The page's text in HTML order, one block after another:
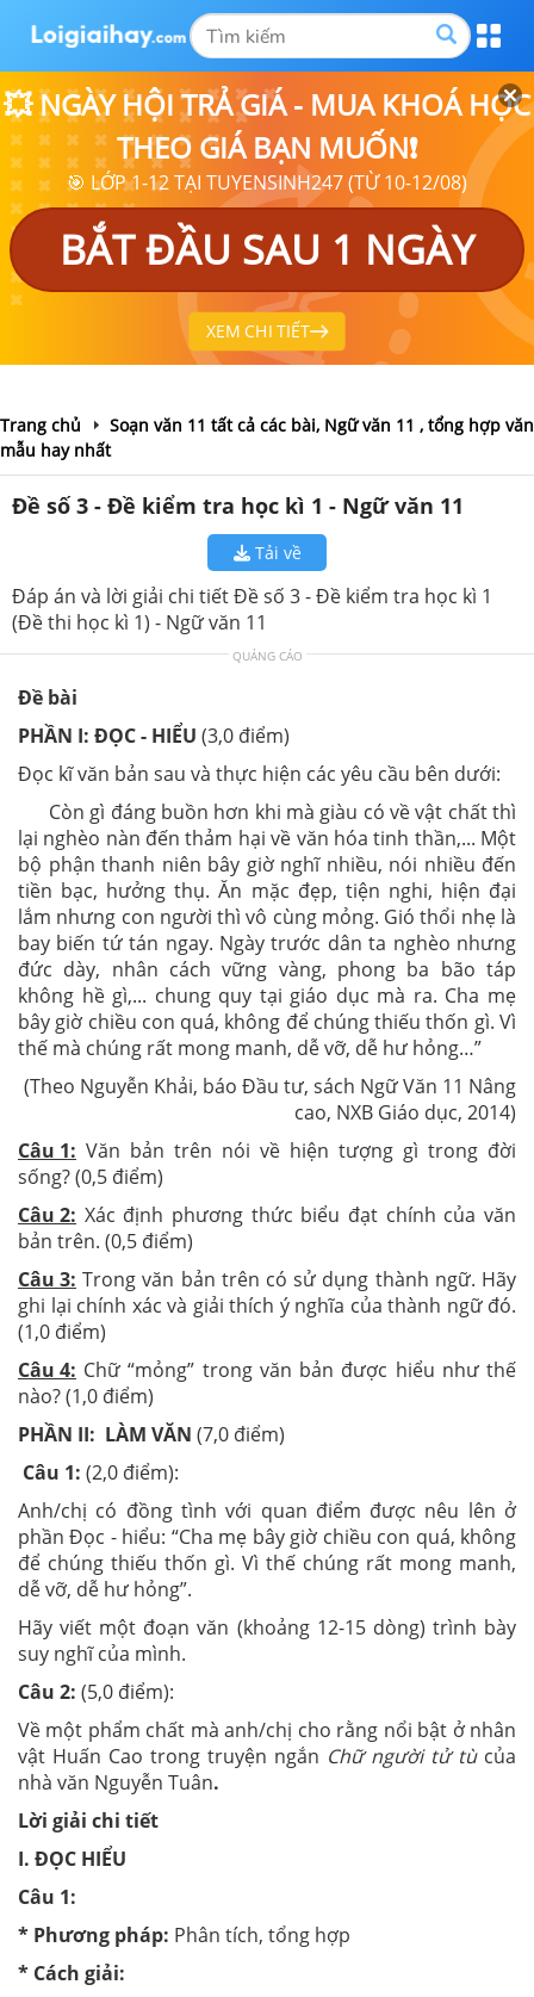
💥 NGÀY HỘI TRẢ GIÁ - MUA KHOÁ HỌC
THEO GIÁ BẠN MUỐN❗
🎯 LỚP 1-12 TẠI TUYENSINH247 (TỪ 10-12/08)
BẮT ĐẦU SAU 1 NGÀY
XEM CHI TIẾT
Trang chủ
Soạn văn 11 tất cả các bài, Ngữ văn 11 , tổng hợp văn
mẫu hay nhất
Đề số 3 - Đề kiểm tra học kì 1 - Ngữ văn 11
Tải về
Đáp án và lời giải chi tiết Đề số 3 - Đề kiểm tra học kì 1
(Đề thi học kì 1) - Ngữ văn 11
QUẢNG CÁO
Đề bài
PHẦN I: ĐỌC - HIỂU (3,0 điểm)
Đọc kĩ văn bản sau và thực hiện các yêu cầu bên dưới:
Còn gì đáng buồn hơn khi mà giàu có về vật chất thì
lại nghèo nàn đến thảm hại về văn hóa tinh thần,... Một
bộ phận thanh niên bây giờ nghĩ nhiều, nói nhiều đến
tiền bạc, hưởng thụ. Ăn mặc đẹp, tiện nghi, hiện đại
lắm nhưng con người thì vô cùng mỏng. Gió thổi nhẹ là
bay biến tứ tán ngay. Ngày trước dân ta nghèo nhưng
đức dày, nhân cách vững vàng, phong ba bão táp
không hề gì,... chung quy tại giáo dục mà ra. Cha mẹ
bây giờ chiều con quá, không để chúng thiếu thốn gì. Vì
thế mà chúng rất mong manh, dễ vỡ, dễ hư hỏng…”
(Theo Nguyễn Khải, báo Đầu tư, sách Ngữ Văn 11 Nâng
cao, NXB Giáo dục, 2014)
Câu 1: Văn bản trên nói về hiện tượng gì trong đời
sống? (0,5 điểm)
Câu 2: Xác định phương thức biểu đạt chính của văn
bản trên. (0,5 điểm)
Câu 3: Trong văn bản trên có sử dụng thành ngữ. Hãy
ghi lại chính xác và giải thích ý nghĩa của thành ngữ đó.
(1,0 điểm)
Câu 4: Chữ “mỏng” trong văn bản được hiểu như thế
nào? (1,0 điểm)
PHẦN II: LÀM VĂN (7,0 điểm)
Câu 1: (2,0 điểm):
Anh/chị có đồng tình với quan điểm được nêu lên ở
phần Đọc - hiểu: “Cha mẹ bây giờ chiều con quá, không
để chúng thiếu thốn gì. Vì thế chúng rất mong manh,
dễ vỡ, dễ hư hỏng”.
Hãy viết một đoạn văn (khoảng 12-15 dòng) trình bày
suy nghĩ của mình.
Câu 2: (5,0 điểm):
Về một phẩm chất mà anh/chị cho rằng nổi bật ở nhân
vật Huấn Cao trong truyện ngắn Chữ người tử tù của
nhà văn Nguyễn Tuân.
Lời giải chi tiết
I. ĐỌC HIỂU
Câu 1:
* Phương pháp: Phân tích, tổng hợp
* Cách giải: